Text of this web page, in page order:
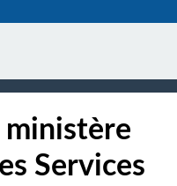
ministère
Services